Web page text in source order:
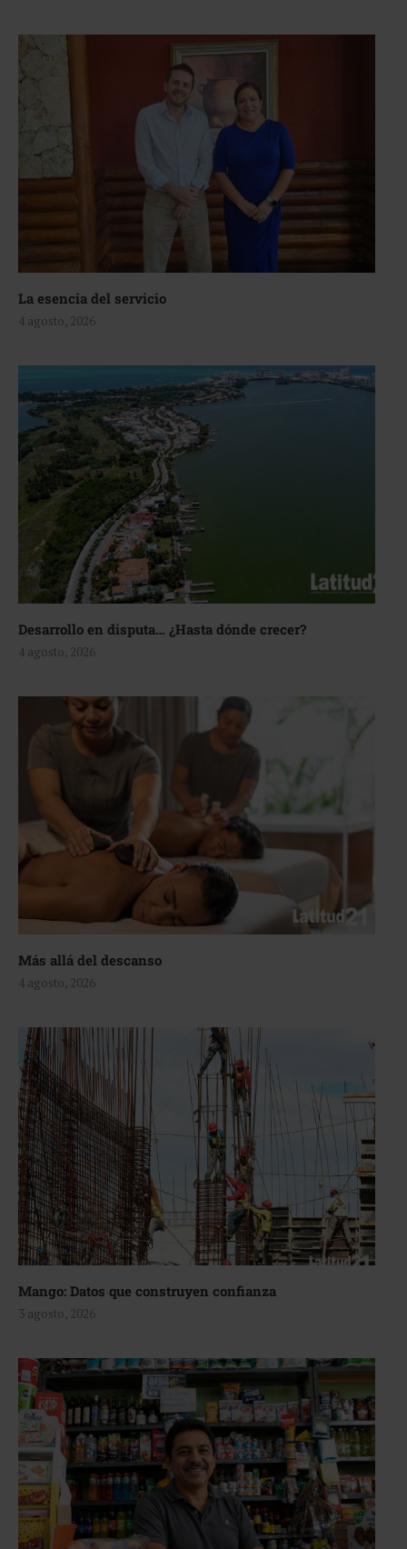
La esencia del servicio
4 agosto, 2026
Desarrollo en disputa… ¿Hasta dónde crecer?
4 agosto, 2026
Más allá del descanso
4 agosto, 2026
Mango: Datos que construyen confianza
3 agosto, 2026